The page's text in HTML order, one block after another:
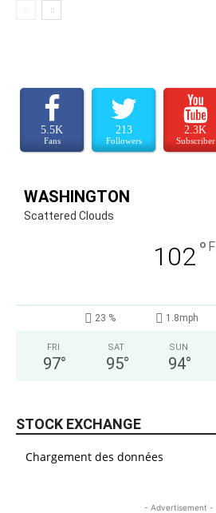
5.5K
Fans
213
Followers
2.3K
Subscriber
WASHINGTON
Scattered Clouds
102° F
23 % 1.8mph
FRI
97°
SAT
95°
SUN
94°
STOCK EXCHANGE
Chargement des données
- Advertisement -